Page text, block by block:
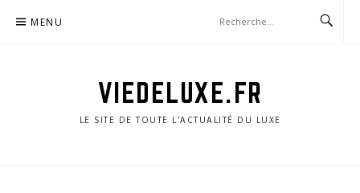
MENU
VIEDELUXE.FR
LE SITE DE TOUTE L'ACTUALITÉ DU LUXE